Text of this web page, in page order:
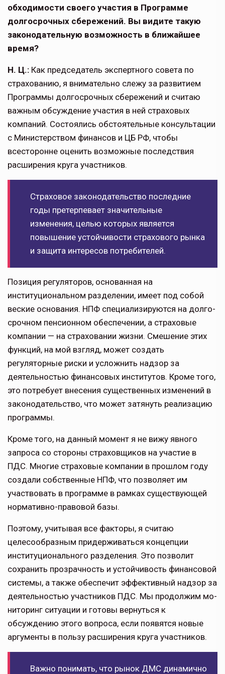
обходимости своего участия в Програм­ме
долгосрочных сбережений. Вы види­те такую
законодательную возможность в ближайшее
время?
Н. Ц.: Как председатель экспертного совета по
страхованию, я внимательно слежу за развитием
Про­граммы долгосрочных сбережений и считаю
важным обсуждение участия в ней страховых
компаний. Состоялись обстоятельные консуль­тации
с Министерством финансов и ЦБ РФ, что­бы
всесторонне оценить возможные последствия
расширения круга участников.
Страховое законода­тельство последние
годы претерпевает значи­тельные
изменения, целью которых является
повышение устойчиво­сти страхового рынка
и защита интересов потребителей.
Позиция регуляторов, основанная на
институциональном разделении, имеет под собой
веские основания. НПФ специализируются на долго­
срочном пенсионном обеспечении, а страховые
компании — на страхо­вании жизни. Смешение этих
функ­ций, на мой взгляд, может создать
регуляторные риски и усложнить надзор за
деятельностью финансовых институтов. Кроме того,
это потребует внесения существенных изменений в
законодательство, что может затя­нуть реализацию
программы.
Кроме того, на данный момент я не вижу явного
запроса со стороны страховщиков на участие в
ПДС. Мно­гие страховые компании в прошлом году
создали собственные НПФ, что позволяет им
участвовать в программе в рамках существующей
норматив­но-правовой базы.
Поэтому, учитывая все факторы, я считаю
целесообразным придержи­ваться концепции
институционального разделения. Это позволит
сохранить прозрачность и устойчивость финан­совой
системы, а также обеспечит эффективный надзор за
деятельностью участников ПДС. Мы продолжим мо­
ниторинг ситуации и готовы вернуться к
обсуждению этого вопроса, если появятся новые
аргументы в пользу расширения круга участников.
Важно понимать, что рынок ДМС дина­мично